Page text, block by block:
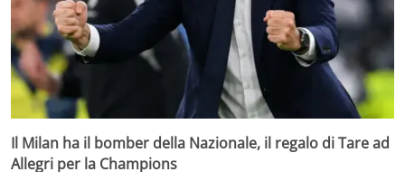
Il Milan ha il bomber della Nazionale, il regalo di Tare ad
Allegri per la Champions